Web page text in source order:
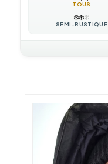
TOUS
❄️❄️❄️
SEMI-RUSTIQUE